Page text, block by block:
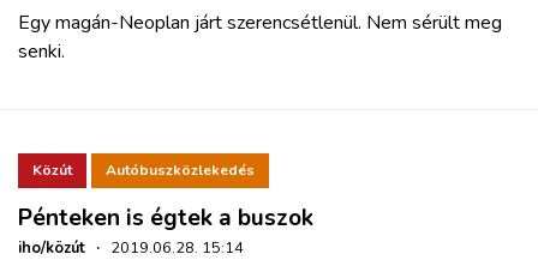
Egy magán-Neoplan járt szerencsétlenül. Nem sérült meg
senki.
Közút Autóbuszközlekedés
Pénteken is égtek a buszok
iho/közút · 2019.06.28. 15:14